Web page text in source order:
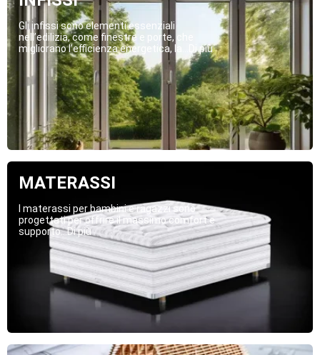
Gli infissi sono elementi essenziali
nell’edilizia, come finestre e porte, che
migliorano l’efficienza energetica, la...Di più
MATERASSI
I materassi per bambini e ragazzi sono
progettati per offrire il massimo comfort e
supporto...Di più